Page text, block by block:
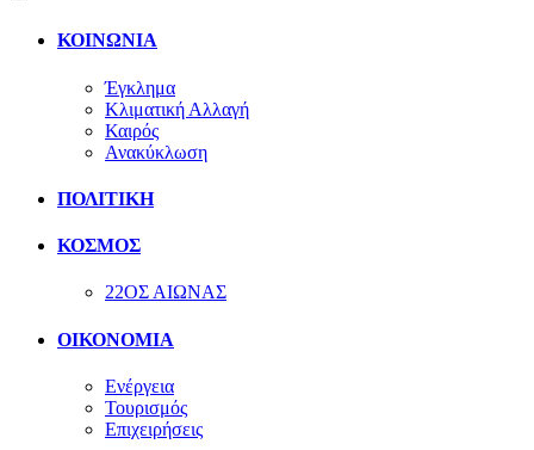
ΚΟΙΝΩΝΙΑ
Έγκλημα
Κλιματική Αλλαγή
Καιρός
Ανακύκλωση
ΠΟΛΙΤΙΚΗ
ΚΟΣΜΟΣ
22ΟΣ ΑΙΩΝΑΣ
ΟΙΚΟΝΟΜΙΑ
Ενέργεια
Τουρισμός
Επιχειρήσεις